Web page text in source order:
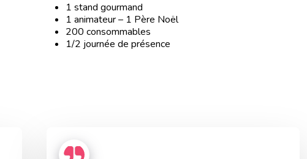
1 stand gourmand
1 animateur – 1 Père Noël
200 consommables
1/2 journée de présence